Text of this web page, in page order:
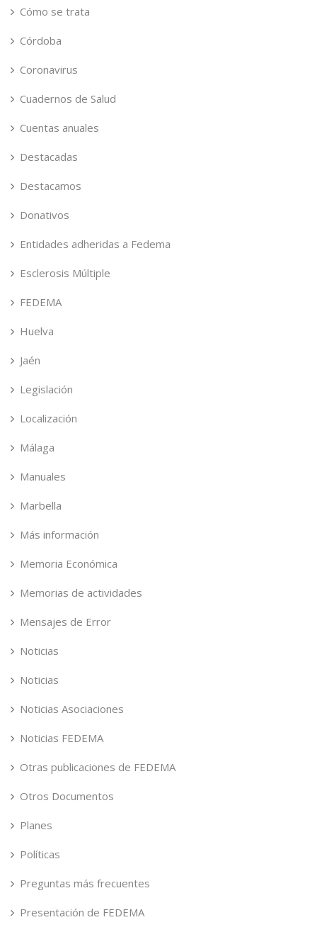
Cómo se trata
Córdoba
Coronavirus
Cuadernos de Salud
Cuentas anuales
Destacadas
Destacamos
Donativos
Entidades adheridas a Fedema
Esclerosis Múltiple
FEDEMA
Huelva
Jaén
Legislación
Localización
Málaga
Manuales
Marbella
Más información
Memoria Económica
Memorias de actividades
Mensajes de Error
Noticias
Noticias
Noticias Asociaciones
Noticias FEDEMA
Otras publicaciones de FEDEMA
Otros Documentos
Planes
Políticas
Preguntas más frecuentes
Presentación de FEDEMA